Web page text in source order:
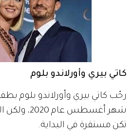
كاتي بيري وأورلاندو بلوم
رحّب كاتي بيري وأورلاندو بلوم
شهر أغسطس
تكن مستقرة في البداية.